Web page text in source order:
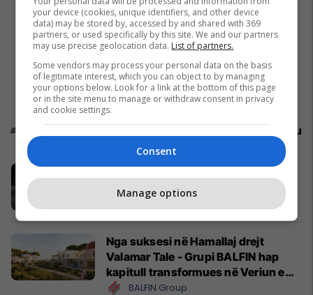
Promo Reklamo këtu
Volvo vjen me zbritje deri 35%
Volvo Kosova
Nga suksesi në Hamallaj drejt
Valamar Tale - Grupi BALFIN hap
kapitull transformues në Veriun e
Shqipërisë
BALFIN Group
your device (cookies, unique identifiers, and other device
data) may be stored by, accessed by and shared with 369
partners, or used specifically by this site. We and our partners
may use precise geolocation data. List of partners.
Some vendors may process your personal data on the basis
of legitimate interest, which you can object to by managing
your options below. Look for a link at the bottom of this page
or in the site menu to manage or withdraw consent in privacy
and cookie settings.
Consent
Manage options